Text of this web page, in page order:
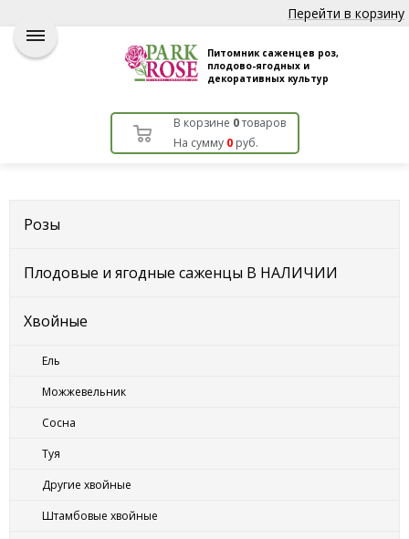
Перейти в корзину
Питомник саженцев роз,
плодово-ягодных и
декоративных культур
В корзине 0товаров
На сумму 0руб.
Розы
Плодовые и ягодные саженцы В НАЛИЧИИ
Хвойные
Ель
Можжевельник
Сосна
Туя
Другие хвойные
Штамбовые хвойные